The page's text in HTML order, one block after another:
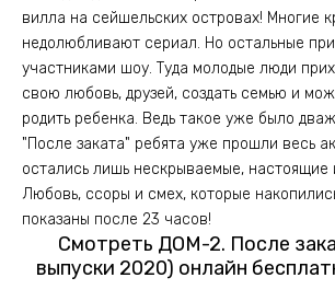
вилла на сейшельских островах! Многие
недолюбливают сериал. Но остальные
участниками шоу. Туда молодые люди
свою любовь, друзей, создать семью и
родить ребенка. Ведь такое уже было
"После заката" ребята уже прошли весь
остались лишь нескрываемые,
Любовь, ссоры и смех, которые
показаны после 23 часов!
Смотреть ДОМ-2. После
выпуски 2020) онлайн